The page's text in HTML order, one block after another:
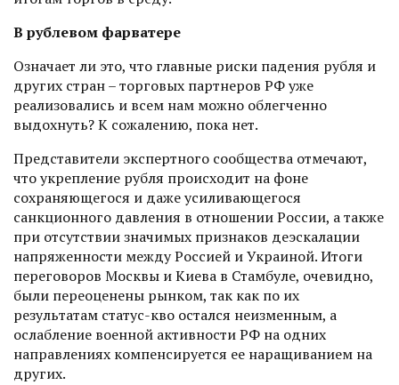
В рублевом фарватере
Означает ли это, что главные риски падения рубля и
других стран – торговых партнеров РФ уже
реализовались и всем нам можно облегченно
выдохнуть? К сожалению, пока нет.
Представители экспертного сообщества отмечают,
что укреп­ление рубля происходит на фоне
сохраняющегося и даже усиливаю­щегося
санкционного давления в отношении России, а также
при отсутствии значимых признаков деэскалации
напряженности между Россией и Украиной. Итоги
переговоров Москвы и Киева в Стамбуле, очевидно,
были переоценены рынком, так как по их
результатам статус-кво остался неизменным, а
ослабление военной активности РФ на одних
направлениях компенсируется ее наращиванием на
других.